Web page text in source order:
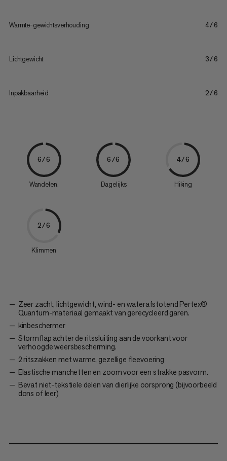
Warmte-gewichtsverhouding 4/6
Lichtgewicht 3/6
Inpakbaarheid 2/6
6/6
Wandelen.
6/6
Dagelijks
4/6
Hiking
2/6
Klimmen
Zeer zacht, lichtgewicht, wind- en waterafstotend Pertex®
Quantum-materiaal gemaakt van gerecycleerd garen.
kinbeschermer
Stormflap achter de ritssluiting aan de voorkant voor
verhoogde weersbescherming.
2 ritszakken met warme, gezellige fleevoering
Elastische manchetten en zoom voor een strakke pasvorm.
Bevat niet-tekstiele delen van dierlijke oorsprong (bijvoorbeeld
dons of leer)